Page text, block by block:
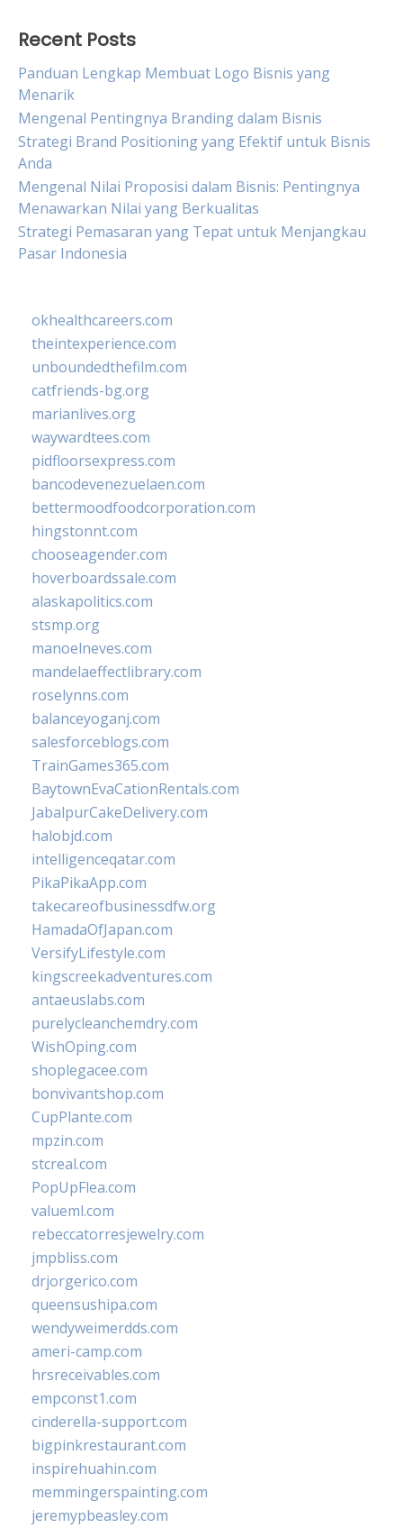
Recent Posts
Panduan Lengkap Membuat Logo Bisnis yang
Menarik
Mengenal Pentingnya Branding dalam Bisnis
Strategi Brand Positioning yang Efektif untuk Bisnis
Anda
Mengenal Nilai Proposisi dalam Bisnis: Pentingnya
Menawarkan Nilai yang Berkualitas
Strategi Pemasaran yang Tepat untuk Menjangkau
Pasar Indonesia
okhealthcareers.com
theintexperience.com
unboundedthefilm.com
catfriends-bg.org
marianlives.org
waywardtees.com
pidfloorsexpress.com
bancodevenezuelaen.com
bettermoodfoodcorporation.com
hingstonnt.com
chooseagender.com
hoverboardssale.com
alaskapolitics.com
stsmp.org
manoelneves.com
mandelaeffectlibrary.com
roselynns.com
balanceyoganj.com
salesforceblogs.com
TrainGames365.com
BaytownEvaCationRentals.com
JabalpurCakeDelivery.com
halobjd.com
intelligenceqatar.com
PikaPikaApp.com
takecareofbusinessdfw.org
HamadaOfJapan.com
VersifyLifestyle.com
kingscreekadventures.com
antaeuslabs.com
purelycleanchemdry.com
WishOping.com
shoplegacee.com
bonvivantshop.com
CupPlante.com
mpzin.com
stcreal.com
PopUpFlea.com
valueml.com
rebeccatorresjewelry.com
jmpbliss.com
drjorgerico.com
queensushipa.com
wendyweimerdds.com
ameri-camp.com
hrsreceivables.com
empconst1.com
cinderella-support.com
bigpinkrestaurant.com
inspirehuahin.com
memmingerspainting.com
jeremypbeasley.com